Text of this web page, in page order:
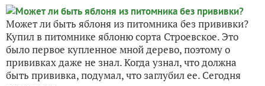
Может ли быть яблоня из питомника без прививки?
Купил в питомнике яблоню сорта Строевское. Это
было первое купленное мной дерево, поэтому о
прививках даже не знал. Когда узнал, что должна
быть прививка, подумал, что заглубил ее. Сегодня